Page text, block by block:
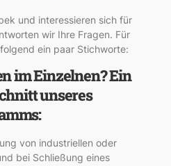
und interessieren sich für
wir Ihre Fragen. Für
ein paar Stichworte:
im Einzelnen? Ein
unseres
von industriellen oder
bei Schließung eines